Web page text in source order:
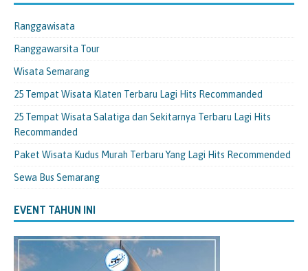
Ranggawisata
Ranggawarsita Tour
Wisata Semarang
25 Tempat Wisata Klaten Terbaru Lagi Hits Recommanded
25 Tempat Wisata Salatiga dan Sekitarnya Terbaru Lagi Hits
Recommanded
Paket Wisata Kudus Murah Terbaru Yang Lagi Hits Recommended
Sewa Bus Semarang
EVENT TAHUN INI